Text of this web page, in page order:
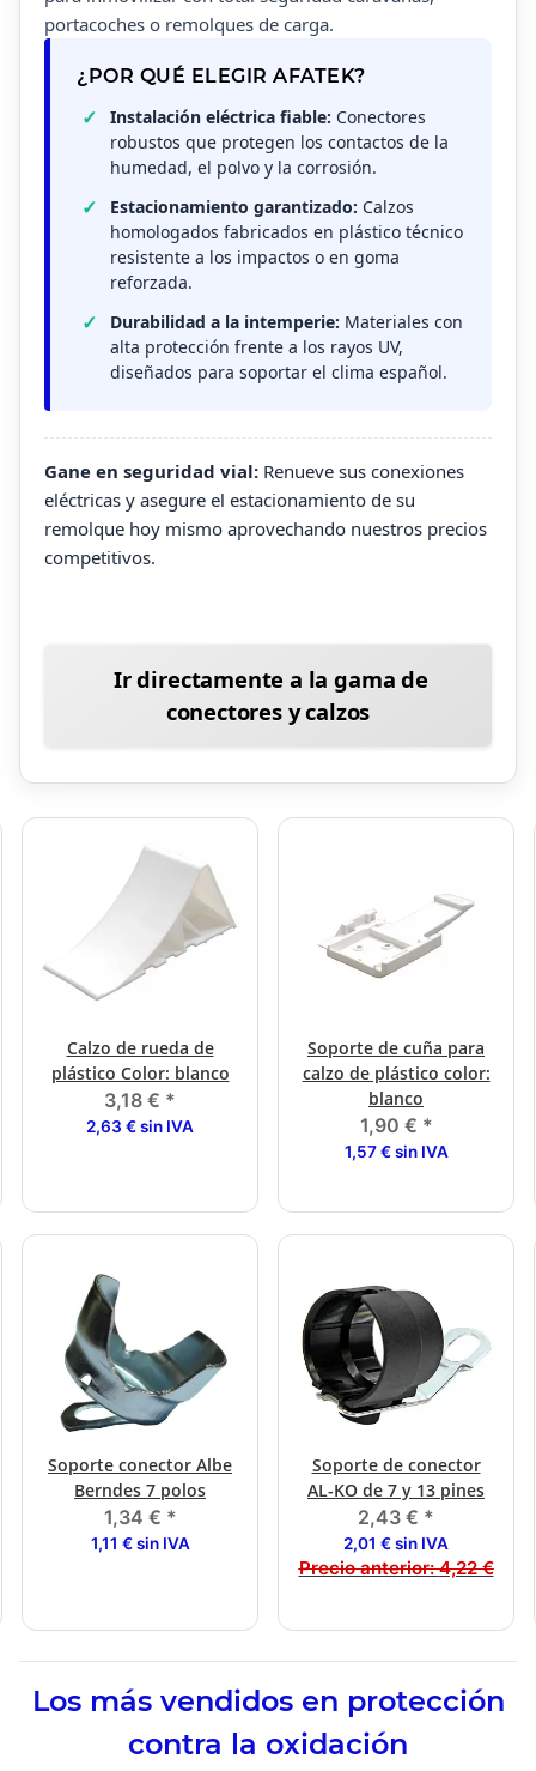
portacoches o remolques de carga.
¿POR QUÉ ELEGIR AFATEK?
Instalación eléctrica fiable: Conectores
robustos que protegen los contactos de la
humedad, el polvo y la corrosión.
Estacionamiento garantizado: Calzos
homologados fabricados en plástico técnico
resistente a los impactos o en goma
reforzada.
Durabilidad a la intemperie: Materiales con
alta protección frente a los rayos UV,
diseñados para soportar el clima español.
Gane en seguridad vial: Renueve sus conexiones
eléctricas y asegure el estacionamiento de su
remolque hoy mismo aprovechando nuestros precios
competitivos.
Ir directamente a la gama de
conectores y calzos
Calzo de rueda de
plástico Color: blanco
3,18 € *
2,63 € sin IVA
Soporte de cuña para
calzo de plástico color:
blanco
1,90 € *
1,57 € sin IVA
Soporte conector Albe
Berndes 7 polos
1,34 € *
1,11 € sin IVA
Soporte de conector
AL-KO de 7 y 13 pines
2,43 € *
2,01 € sin IVA
Precio anterior:4,22 €
Los más vendidos en protección
contra la oxidación